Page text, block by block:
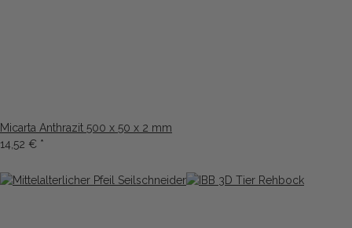
Micarta Anthrazit 500 x 50 x 2 mm
14,52 € *